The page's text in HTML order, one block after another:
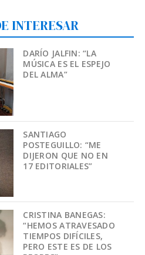
INTERESAR
DARÍO JALFIN: “LA
MÚSICA ES EL ESPEJO
DEL ALMA”
SANTIAGO
POSTEGUILLO: “ME
DIJERON QUE NO EN
17 EDITORIALES”
CRISTINA BANEGAS:
“HEMOS ATRAVESADO
TIEMPOS DIFÍCILES,
PERO ESTE ES DE LOS